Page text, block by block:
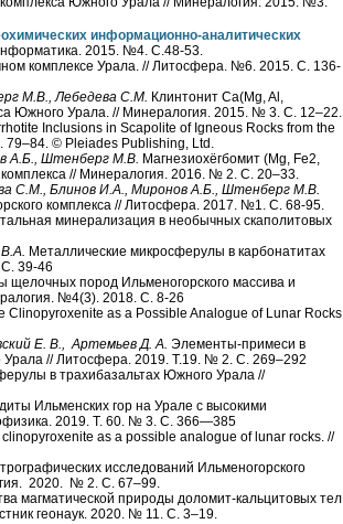
информационно-аналитических
2015. №4. С.48-53.
комплексе Урала. // Литосфера. №6. 2015. С. 136-
М.В., Лебедева С.М. Клинтонит Ca(Mg, Al,
Южного Урала. // Минералогия. 2015. № 3. С. 12–22.
Inclusions in Scapolite of Igneous Rocks from the
79–84. © Pleiades Publishing, Ltd.
А.Б., Штенберг М.В. Магнезиохёгбомит (Mg, Fe2,
// Минералогия. 2016. № 2. С. 20–33.
С.М., Блинов И.А., Миронов А.Б., Штенберг М.В.
комплекса // Литосфера. 2017. №1. С. 68-95.
минерализация в необычных скаполитовых
Металлические микросферулы в карбонатитах
39-46
пород Ильменогорского массива и
№4(3). 2018. С. 8-26
Clinopyroxenite as a Possible Analogue of Lunar Rocks
Е. В., Артемьев Д. А. Элементы-примеси в
// Литосфера. 2019. Т.19. № 2. С. 269–292
в трахибазальтах Южного Урала //
Ильменских гор на Урале с высокими
2019. Т. 60. № 3. С. 366—385
as a possible analogue of lunar rocks. //
исследований Ильменогорского
2020. № 2. С. 67–99.
магматической природы доломит-кальцитовых тел
геонаук. 2020. № 11. С. 3–19.